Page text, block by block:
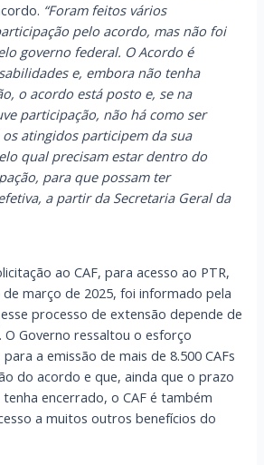
“Foram feitos vários
pelo acordo, mas não foi
governo federal. O Acordo é
e, embora não tenha
o acordo está posto e, se na
participação, não há como ser
atingidos participem da sua
qual precisam estar dentro do
para que possam ter
a partir da Secretaria Geral da
ao CAF, para acesso ao PTR,
março de 2025, foi informado pela
processo de extensão depende de
O Governo ressaltou o esforço
a emissão de mais de 8.500 CAFs
do acordo e que, ainda que o prazo
encerrado, o CAF é também
a muitos outros benefícios do